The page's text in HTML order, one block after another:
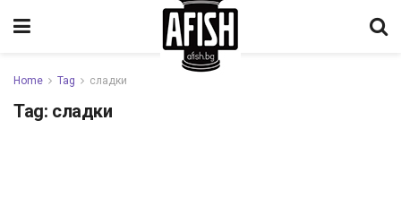
Home Tag сладки
Tag: сладки